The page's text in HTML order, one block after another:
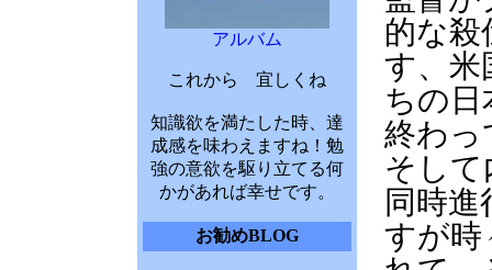
アルバム
これから 宜しくね
知識欲を満たした時、達
成感を味わえますね！勉
強の意欲を駆り立てる何
かがあれば幸せです。
お勧めBLOG
的な
す、米
ちの日
終わっ
そし
同時
すが時